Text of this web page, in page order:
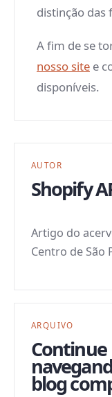
distinção das
A fim de se
nosso site e
disponíveis.
AUTOR
Shopify
Artigo do
Centro de São
ARQUIVO
Continue
blog